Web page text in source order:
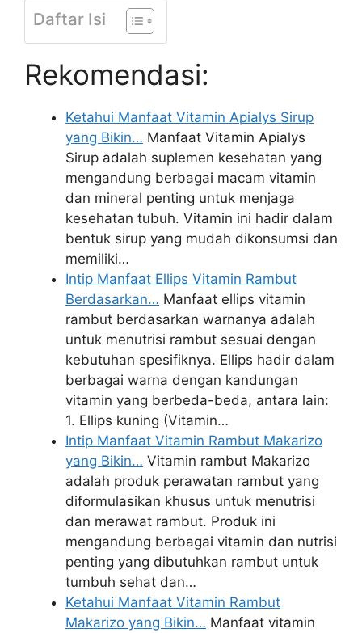
Daftar Isi
Rekomendasi:
Ketahui Manfaat Vitamin Apialys Sirup
yang Bikin… Manfaat Vitamin Apialys
Sirup adalah suplemen kesehatan yang
mengandung berbagai macam vitamin
dan mineral penting untuk menjaga
kesehatan tubuh. Vitamin ini hadir dalam
bentuk sirup yang mudah dikonsumsi dan
memiliki…
Intip Manfaat Ellips Vitamin Rambut
Berdasarkan… Manfaat ellips vitamin
rambut berdasarkan warnanya adalah
untuk menutrisi rambut sesuai dengan
kebutuhan spesifiknya. Ellips hadir dalam
berbagai warna dengan kandungan
vitamin yang berbeda-beda, antara lain:
1. Ellips kuning (Vitamin…
Intip Manfaat Vitamin Rambut Makarizo
yang Bikin… Vitamin rambut Makarizo
adalah produk perawatan rambut yang
diformulasikan khusus untuk menutrisi
dan merawat rambut. Produk ini
mengandung berbagai vitamin dan nutrisi
penting yang dibutuhkan rambut untuk
tumbuh sehat dan…
Ketahui Manfaat Vitamin Rambut
Makarizo yang Bikin… Manfaat vitamin